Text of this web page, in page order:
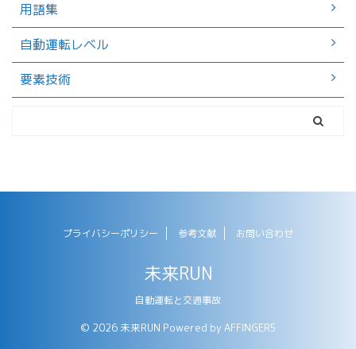
用語集
自動運転レベル
要素技術
プライバシーポリシー 参考文献 お問い合わせ
未来RUN
自動運転と交通事故
© 2026 未来RUN Powered by AFFINGER5